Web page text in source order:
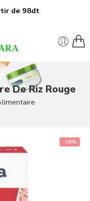
de 98dt
De Riz Rouge
-16%